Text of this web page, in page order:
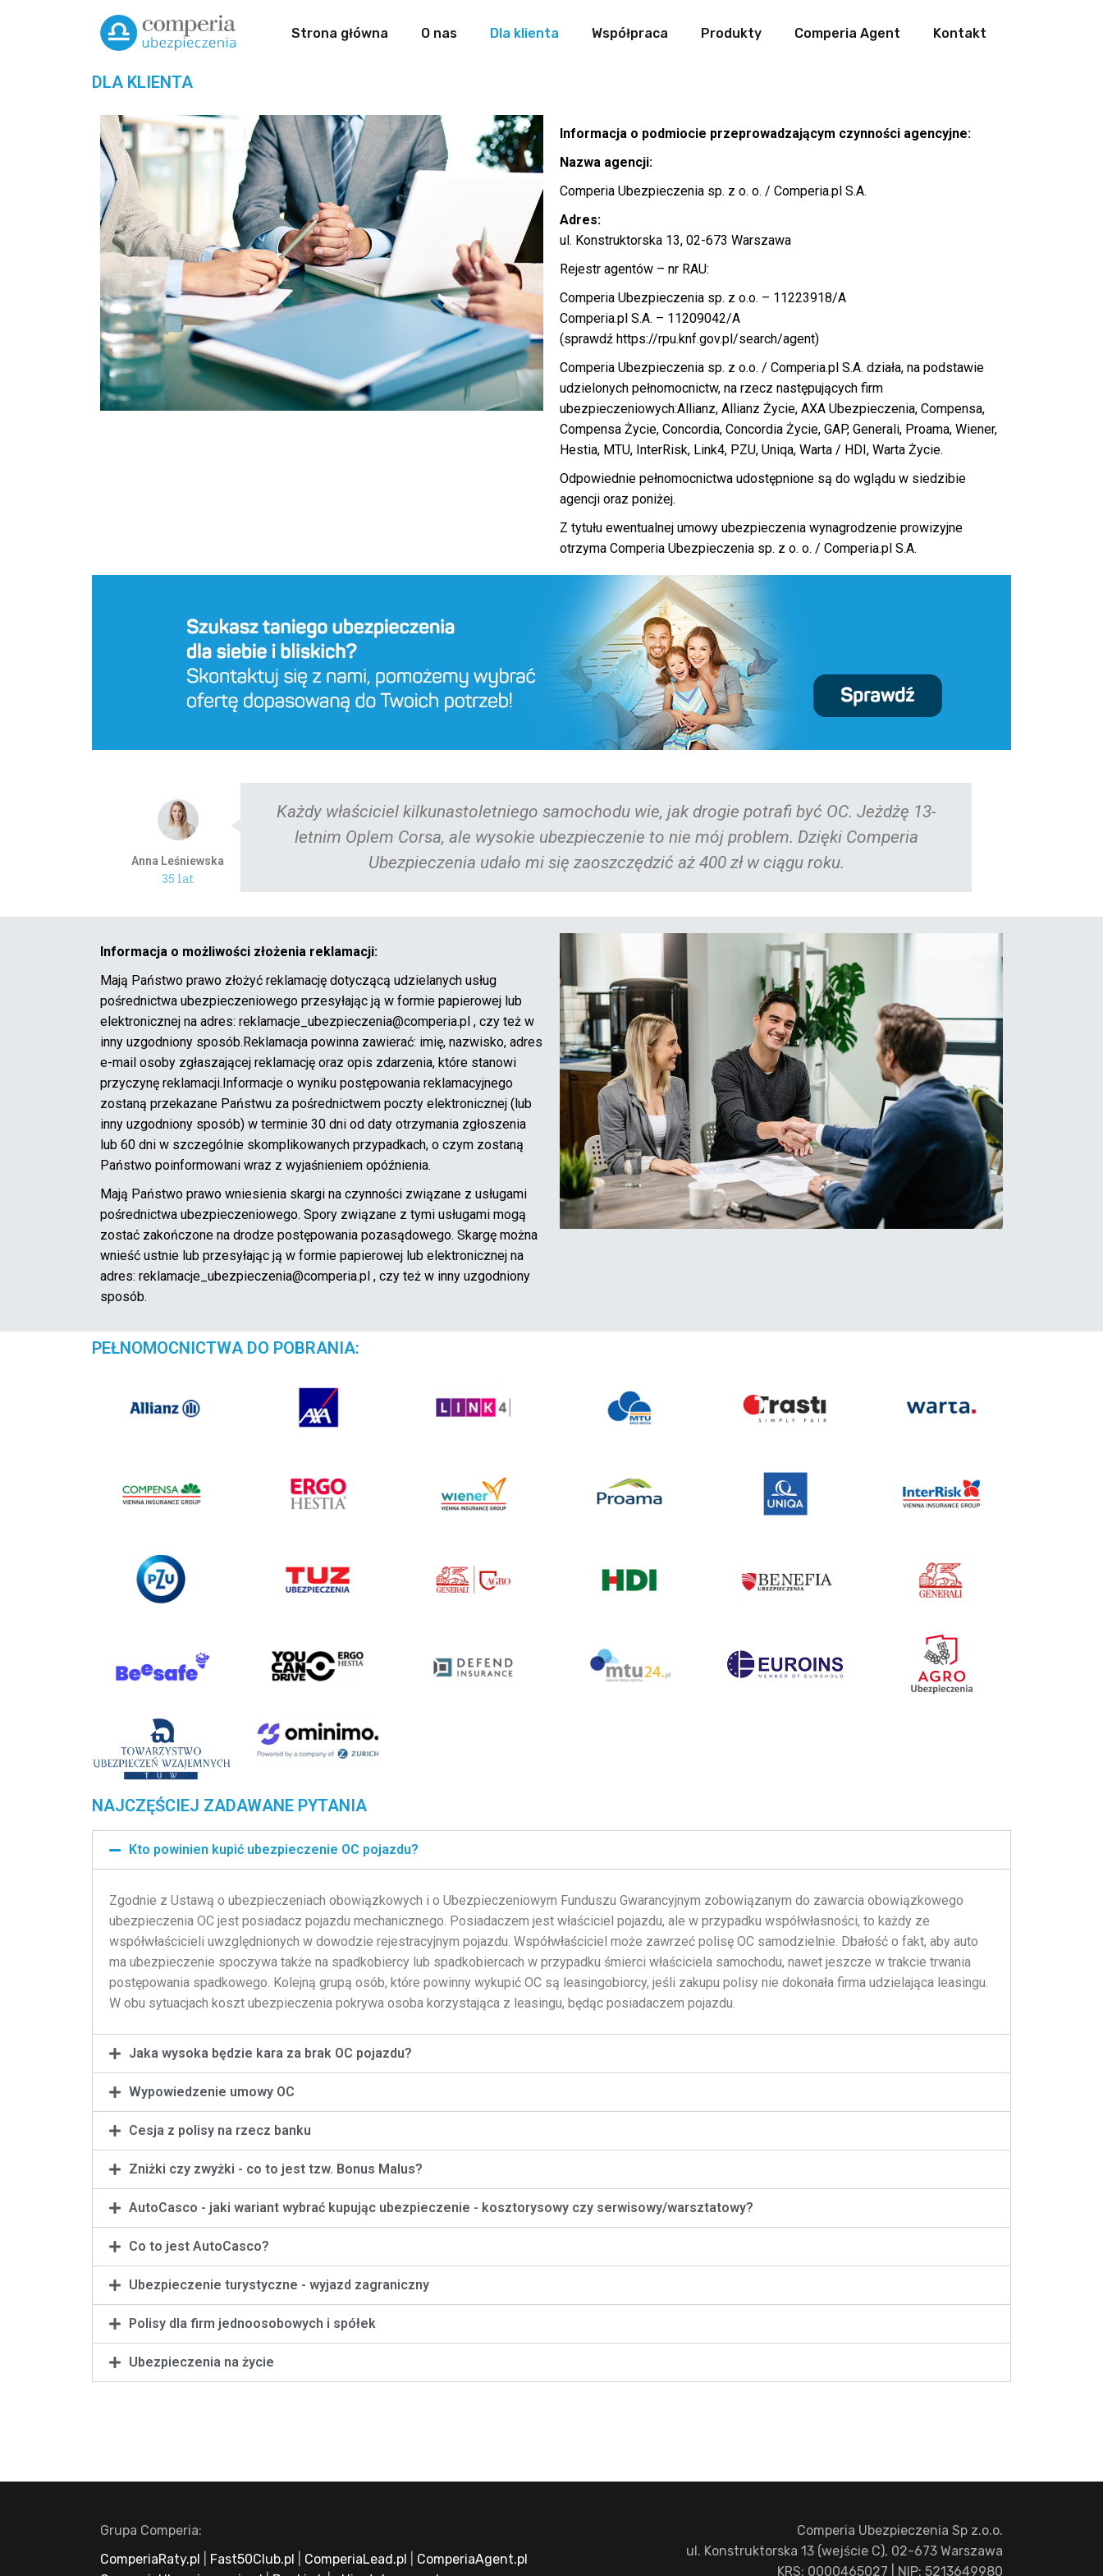
Strona główna O nas Dla klienta Współpraca Produkty Comperia Agent Kontakt
DLA KLIENTA
Informacja o podmiocie przeprowadzającym czynności agencyjne:
Nazwa agencji:
Comperia Ubezpieczenia sp. z o. o. / Comperia.pl S.A.
Adres:
ul. Konstruktorska 13, 02-673 Warszawa
Rejestr agentów – nr RAU:
Comperia Ubezpieczenia sp. z o.o. – 11223918/A
Comperia.pl S.A. – 11209042/A
(sprawdź https://rpu.knf.gov.pl/search/agent)
Comperia Ubezpieczenia sp. z o.o. / Comperia.pl S.A. działa, na podstawie
udzielonych pełnomocnictw, na rzecz następujących firm
ubezpieczeniowych:Allianz, Allianz Życie, AXA Ubezpieczenia, Compensa,
Compensa Życie, Concordia, Concordia Życie, GAP, Generali, Proama, Wiener,
Hestia, MTU, InterRisk, Link4, PZU, Uniqa, Warta / HDI, Warta Życie.
Odpowiednie pełnomocnictwa udostępnione są do wglądu w siedzibie
agencji oraz poniżej.
Z tytułu ewentualnej umowy ubezpieczenia wynagrodzenie prowizyjne
otrzyma Comperia Ubezpieczenia sp. z o. o. / Comperia.pl S.A.
wie, jak drogie potrafi być OC. Jeżdżę 13-
to nie mój problem. Dzięki Comperia
aż 400 zł w ciągu roku.
Do tej pory myślałem, że zmiana ubezpieczyciela to strata czasu. Na
OC+AC u agenta Comperia Ubezpieczenia namówiła mnie siostra. Efekt? W
kieszeni zostanie 360 zł!
Bartosz Tracz
Informacja o możliwości złożenia reklamacji:
Mają Państwo prawo złożyć reklamację dotyczącą udzielanych usług
pośrednictwa ubezpieczeniowego przesyłając ją w formie papierowej lub
elektronicznej na adres: reklamacje_ubezpieczenia@comperia.pl , czy też w
inny uzgodniony sposób.Reklamacja powinna zawierać: imię, nazwisko, adres
e-mail osoby zgłaszającej reklamację oraz opis zdarzenia, które stanowi
przyczynę reklamacji.Informacje o wyniku postępowania reklamacyjnego
zostaną przekazane Państwu za pośrednictwem poczty elektronicznej (lub
inny uzgodniony sposób) w terminie 30 dni od daty otrzymania zgłoszenia
lub 60 dni w szczególnie skomplikowanych przypadkach, o czym zostaną
Państwo poinformowani wraz z wyjaśnieniem opóźnienia.
Mają Państwo prawo wniesienia skargi na czynności związane z usługami
pośrednictwa ubezpieczeniowego. Spory związane z tymi usługami mogą
zostać zakończone na drodze postępowania pozasądowego. Skargę można
wnieść ustnie lub przesyłając ją w formie papierowej lub elektronicznej na
adres: reklamacje_ubezpieczenia@comperia.pl , czy też w inny uzgodniony
sposób.
PEŁNOMOCNICTWA DO POBRANIA:
NAJCZĘŚCIEJ ZADAWANE PYTANIA
Kto powinien kupić ubezpieczenie OC pojazdu?
Zgodnie z Ustawą o ubezpieczeniach obowiązkowych i o Ubezpieczeniowym Funduszu Gwarancyjnym zobowiązanym do zawarcia obowiązkowego
ubezpieczenia OC jest posiadacz pojazdu mechanicznego. Posiadaczem jest właściciel pojazdu, ale w przypadku współwłasności, to każdy ze
współwłaścicieli uwzględnionych w dowodzie rejestracyjnym pojazdu. Współwłaściciel może zawrzeć polisę OC samodzielnie. Dbałość o fakt, aby auto
ma ubezpieczenie spoczywa także na spadkobiercy lub spadkobiercach w przypadku śmierci właściciela samochodu, nawet jeszcze w trakcie trwania
postępowania spadkowego. Kolejną grupą osób, które powinny wykupić OC są leasingobiorcy, jeśli zakupu polisy nie dokonała firma udzielająca leasingu.
W obu sytuacjach koszt ubezpieczenia pokrywa osoba korzystająca z leasingu, będąc posiadaczem pojazdu.
Jaka wysoka będzie kara za brak OC pojazdu?
Wypowiedzenie umowy OC
Cesja z polisy na rzecz banku
Zniżki czy zwyżki - co to jest tzw. Bonus Malus?
AutoCasco - jaki wariant wybrać kupując ubezpieczenie - kosztorysowy czy serwisowy/warsztatowy?
Co to jest AutoCasco?
Ubezpieczenie turystyczne - wyjazd zagraniczny
Polisy dla firm jednoosobowych i spółek
Ubezpieczenia na życie
Grupa Comperia:
ComperiaRaty.pl
Fast50Club.pl ComperiaLead.pl
ComperiaAgent.pl
Comperia Ubezpieczenia Sp z.o.o.
ul. Konstruktorska 13 (wejście C), 02-673 Warszawa
KRS: 0000465027 | NIP: 5213649980